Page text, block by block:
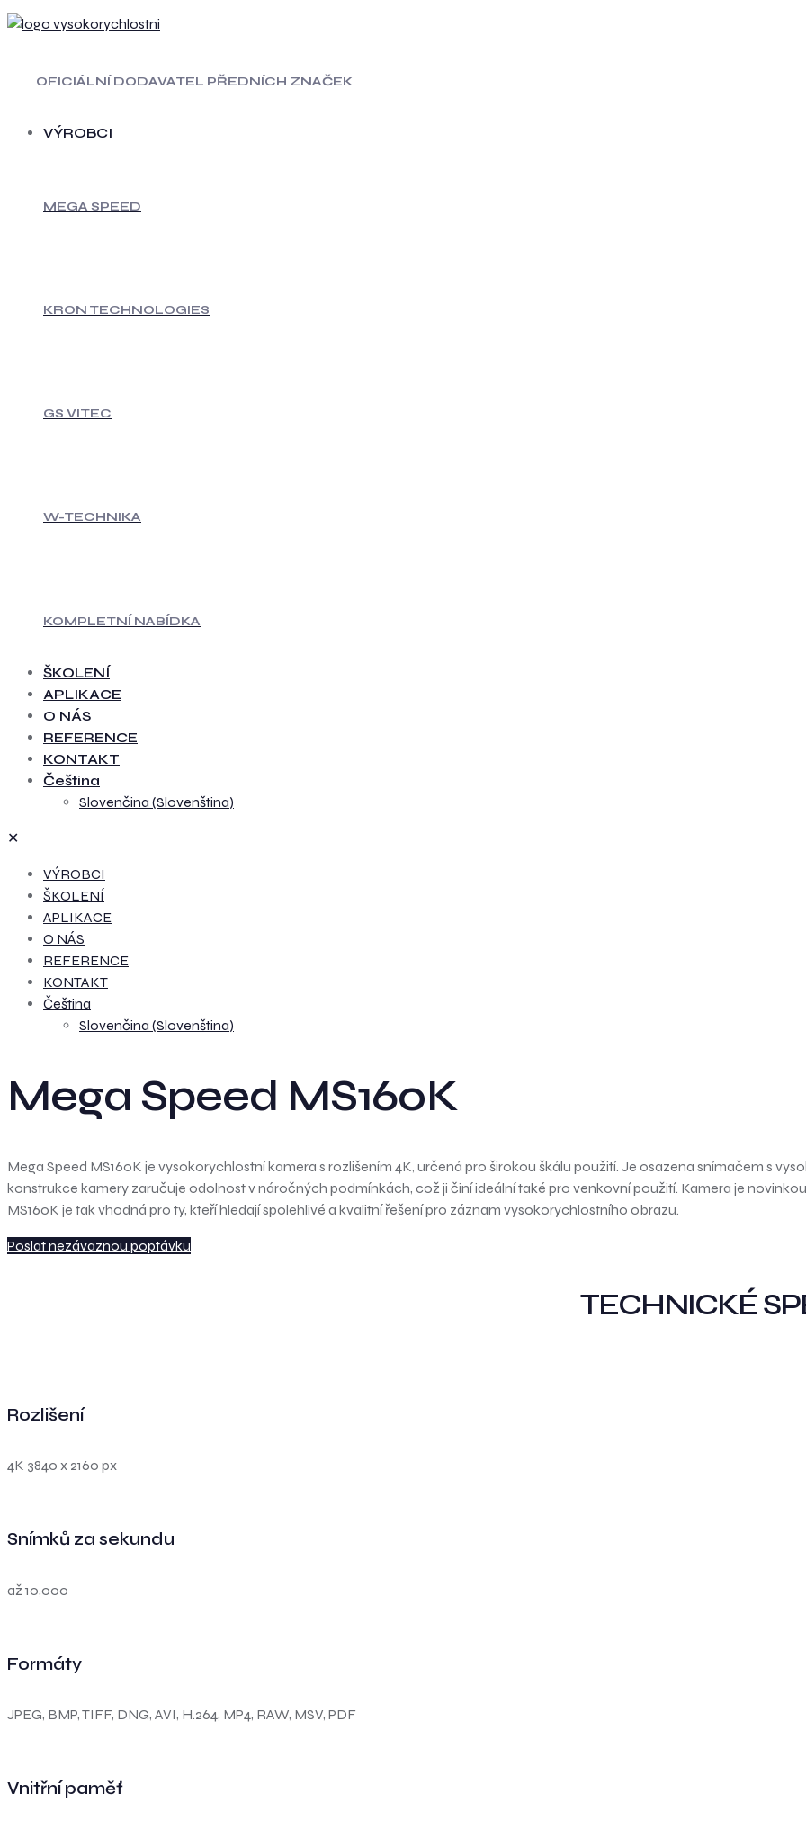
OFICIÁLNÍ DODAVATEL PŘEDNÍCH ZNAČEK
VÝROBCI
MEGA SPEED
KRON TECHNOLOGIES
GS VITEC
W-TECHNIKA
KOMPLETNÍ NABÍDKA
ŠKOLENÍ
APLIKACE
O NÁS
REFERENCE
KONTAKT
Čeština
Slovenčina (Slovenština)
✕
VÝROBCI
ŠKOLENÍ
APLIKACE
O NÁS
REFERENCE
KONTAKT
Čeština
Slovenčina (Slovenština)
Mega Speed MS160K
Mega Speed MS160K je vysokorychlostní kamera s rozlišením 4K, určená pro širokou škálu použití. Je osazena snímačem s
konstrukce kamery zaručuje odolnost v náročných podmínkách, což ji činí ideální také pro venkovní použití. Kamera je
MS160K je tak vhodná pro ty, kteří hledají spolehlivé a kvalitní řešení pro záznam vysokorychlostního obrazu.
Poslat nezávaznou poptávku
TECHNICKÉ
Rozlišení
4K 3840 x 2160 px
Snímků za sekundu
až 10,000
Formáty
JPEG, BMP, TIFF, DNG, AVI, H.264, MP4, RAW, MSV, PDF
Vnitřní paměť